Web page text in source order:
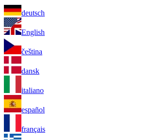
deutsch
English
čeština
dansk
italiano
español
français